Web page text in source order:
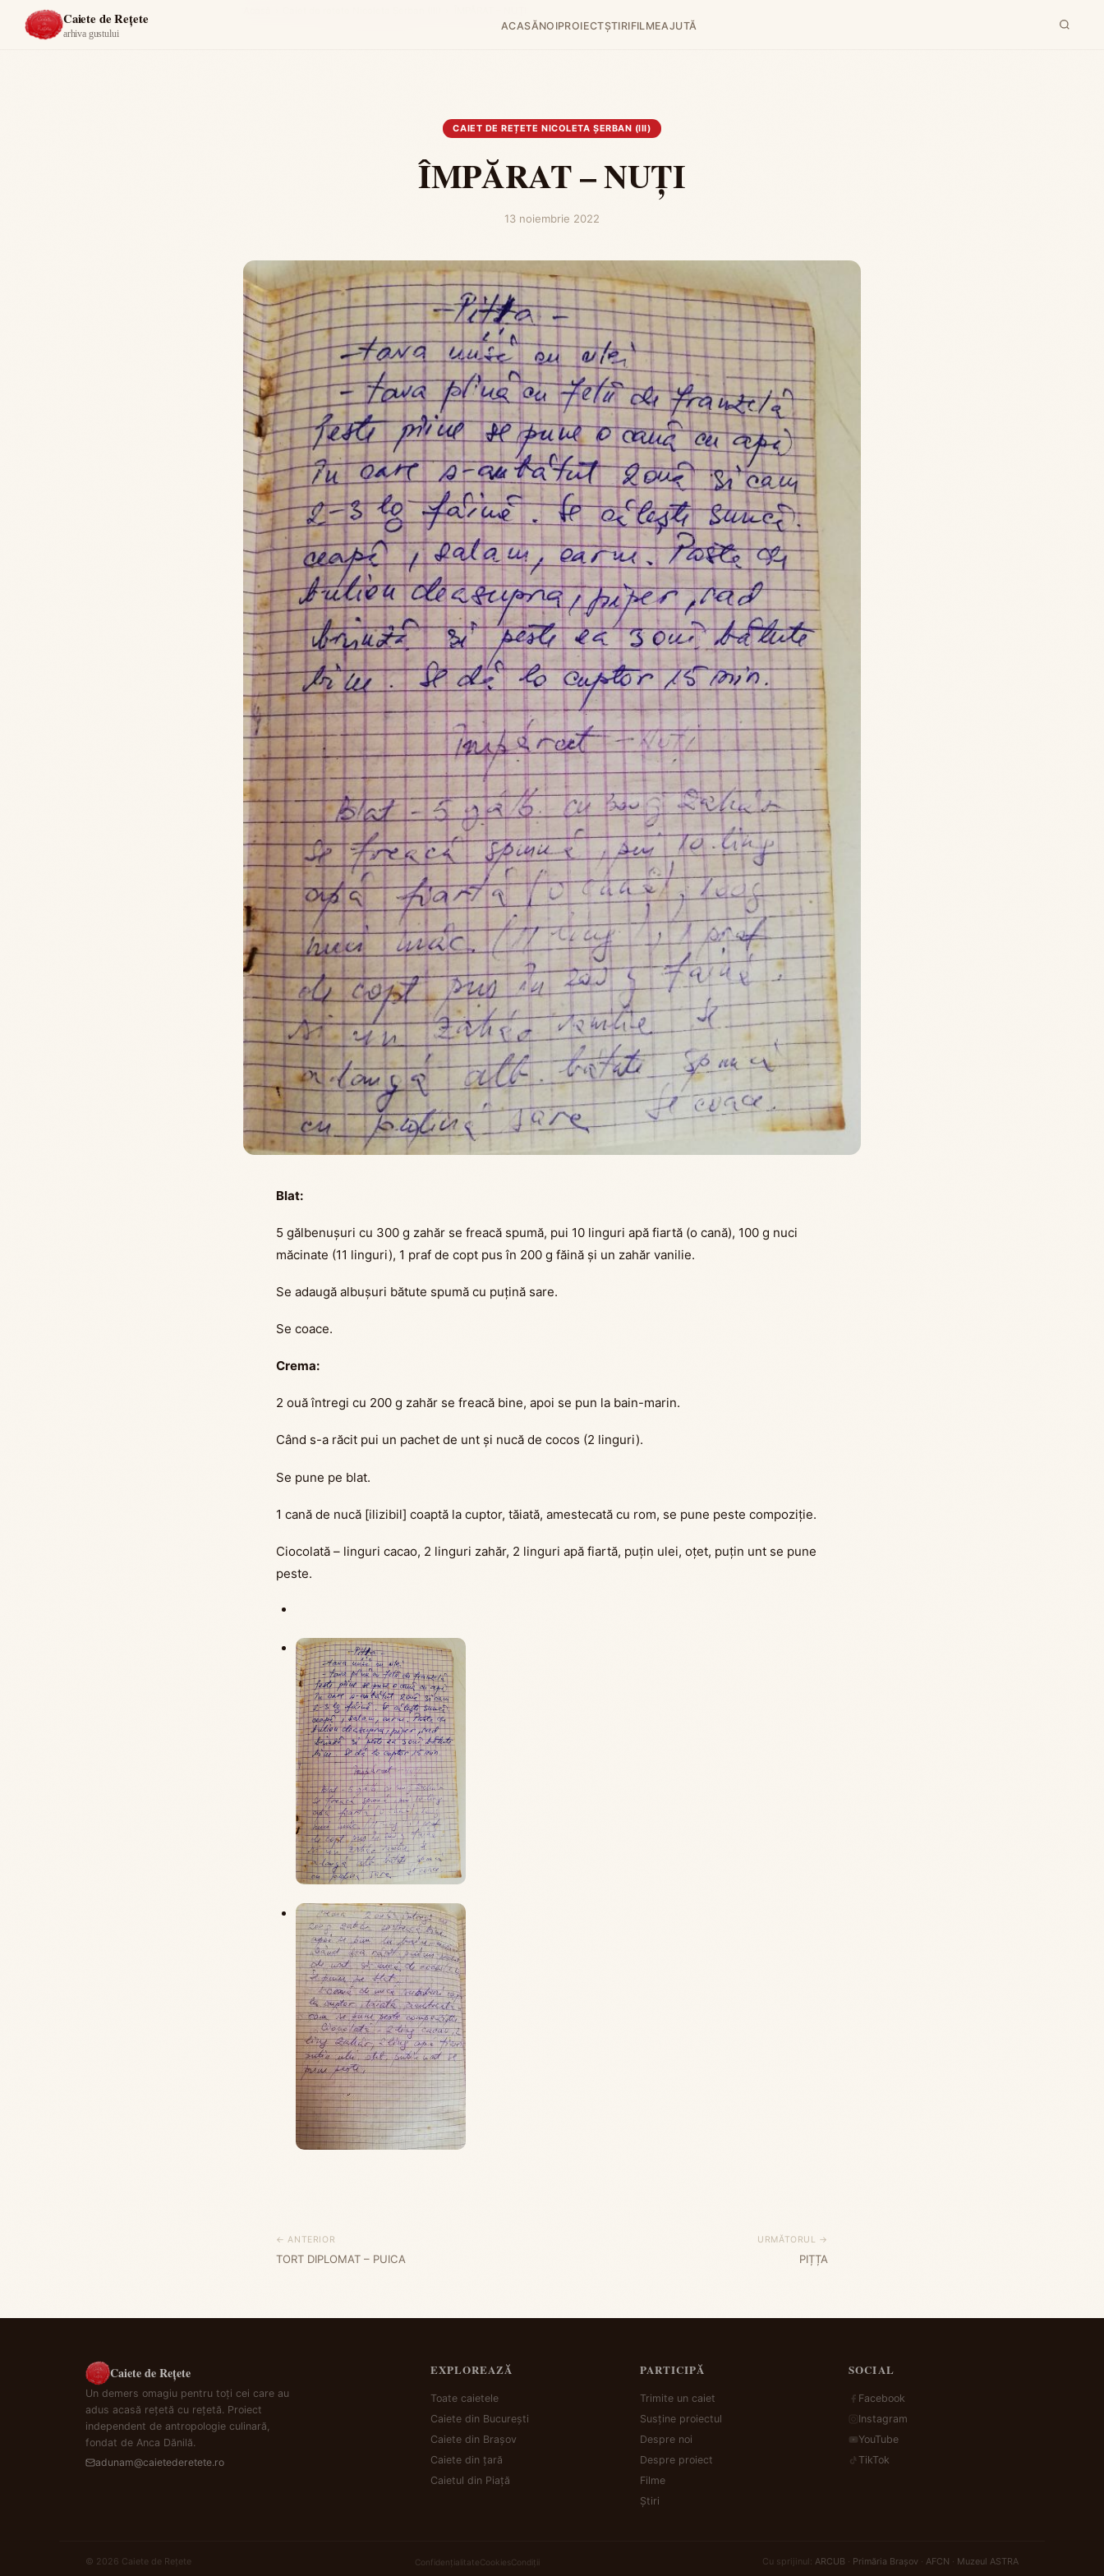
Caiete de Rețete
arhiva gustului
ACASĂNOIPROIECTȘTIRIFILMEAJUTĂ
CAIET DE REȚETE NICOLETA ȘERBAN (III)
ÎMPĂRAT – NUȚI
13 noiembrie 2022
Blat:
5 gălbenușuri cu 300 g zahăr se freacă spumă, pui 10 linguri apă fiartă (o cană), 100 g nuci
măcinate (11 linguri), 1 praf de copt pus în 200 g făină și un zahăr vanilie.
Se adaugă albușuri bătute spumă cu puțină sare.
Se coace.
Crema:
2 ouă întregi cu 200 g zahăr se freacă bine, apoi se pun la bain-marin.
Când s-a răcit pui un pachet de unt și nucă de cocos (2 linguri).
Se pune pe blat.
1 cană de nucă [ilizibil] coaptă la cuptor, tăiată, amestecată cu rom, se pune peste compoziție.
Ciocolată – linguri cacao, 2 linguri zahăr, 2 linguri apă fiartă, puțin ulei, oțet, puțin unt se pune
peste.
← ANTERIOR
TORT DIPLOMAT – PUICA
URMĂTORUL →
PIȚȚA
Caiete de Rețete
Un demers omagiu pentru toți cei care au
adus acasă rețetă cu rețetă. Proiect
independent de antropologie culinară,
fondat de Anca Dănilă.
adunam@caietederetete.ro
EXPLOREAZĂ
Toate caietele
Caiete din București
Caiete din Brașov
Caiete din țară
Caietul din Piață
PARTICIPĂ
Trimite un caiet
Susține proiectul
Despre noi
Despre proiect
Filme
Știri
SOCIAL
Facebook
Instagram
YouTube
TikTok
© 2026 Caiete de Rețete ConfidențialitateCookiesCondiții Cu sprijinul: ARCUB · Primăria Brașov · AFCN · Muzeul ASTRA